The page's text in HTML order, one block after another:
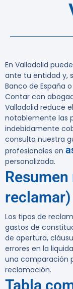
En Valladolid
ante tu entidad y,
Banco de España
Contar con
Valladolid reduce
notablemente las
indebidamente
consulta nuestra
profesionales en
personalizada.
reclamar)
Los tipos de
gastos de
de apertura,
errores en la
una comparación
reclamación.
Tabla